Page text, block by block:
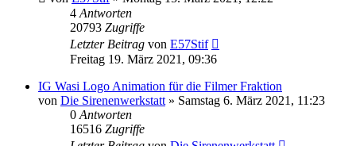
4 Antworten
20793 Zugriffe
Letzter Beitrag von E57Stif
Freitag 19. März 2021, 09:36
IG Wasi Logo Animation für die Filmer Fraktion
von Die Sirenenwerkstatt » Samstag 6. März 2021, 11:23
0 Antworten
16516 Zugriffe